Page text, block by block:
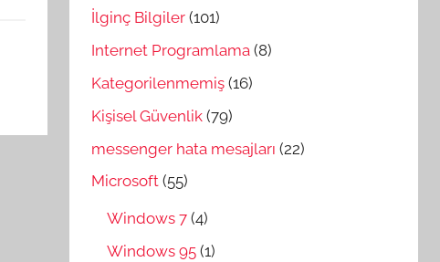
İlginç Bilgiler (101)
Internet Programlama (8)
Kategorilenmemiş (16)
Kişisel Güvenlik (79)
messenger hata mesajları (22)
Microsoft (55)
Windows 7 (4)
Windows 95 (1)